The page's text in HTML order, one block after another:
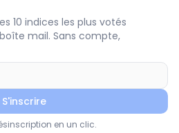
10 indices les plus votés
mail. Sans compte,
S'inscrire
en un clic.